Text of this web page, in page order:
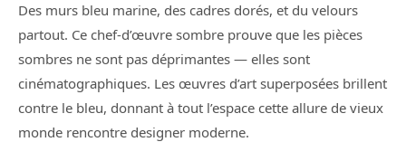
Des murs bleu marine, des cadres dorés, et du velours
partout. Ce chef-d’œuvre sombre prouve que les pièces
sombres ne sont pas déprimantes — elles sont
cinématographiques. Les œuvres d’art superposées brillent
contre le bleu, donnant à tout l’espace cette allure de vieux
monde rencontre designer moderne.